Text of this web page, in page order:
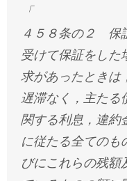
「
４５８条の２ 保
受けて保証をした
求があったときは
遅滞なく，主たる
関する利息，違約
に従たる全てのも
びにこれらの残額